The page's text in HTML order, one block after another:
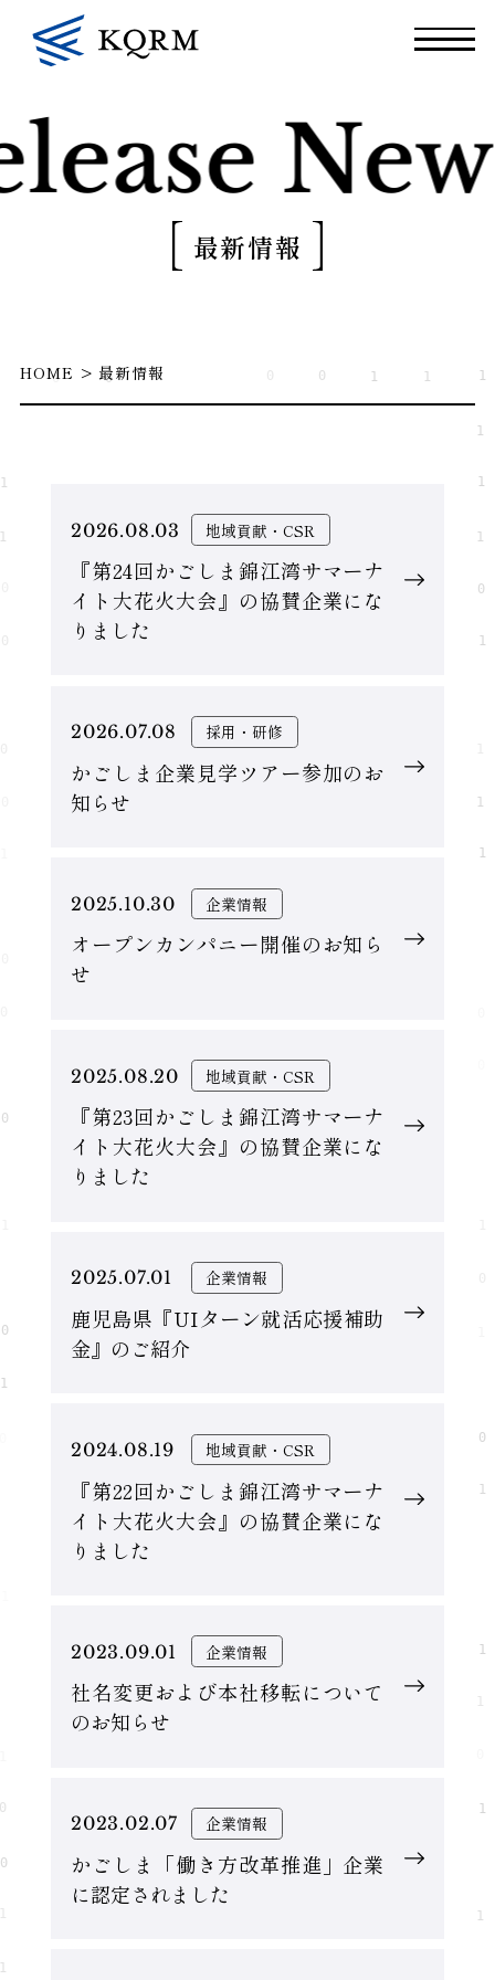
最新情報
HOME 最新情報
2026.08.03 地域貢献・CSR
『第24回かごしま錦江湾サマーナ
イト大花火大会』の協賛企業にな
りました
2026.07.08 採用・研修
かごしま企業見学ツアー参加のお
知らせ
2025.10.30 企業情報
オープンカンパニー開催のお知ら
せ
2025.08.20 地域貢献・CSR
『第23回かごしま錦江湾サマーナ
イト大花火大会』の協賛企業にな
りました
2025.07.01 企業情報
鹿児島県『UIターン就活応援補助
金』のご紹介
2024.08.19 地域貢献・CSR
『第22回かごしま錦江湾サマーナ
イト大花火大会』の協賛企業にな
りました
2023.09.01 企業情報
社名変更および本社移転について
のお知らせ
2023.02.07 企業情報
かごしま「働き方改革推進」企業
に認定されました